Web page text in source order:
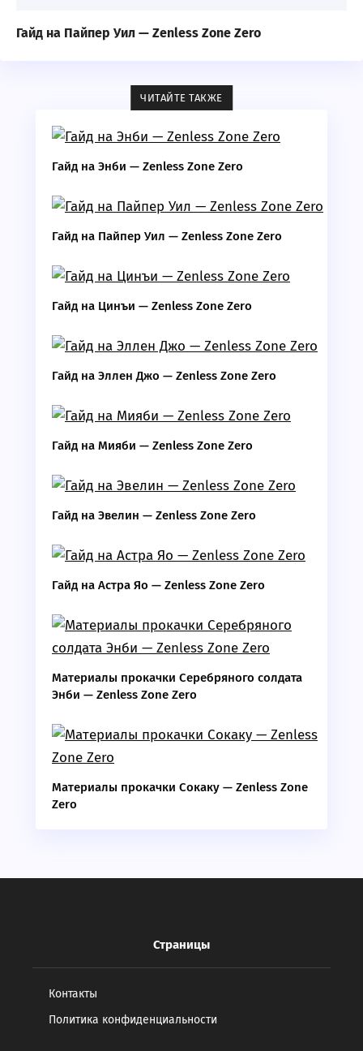
Гайд на Пайпер Уил — Zenless Zone Zero
ЧИТАЙТЕ ТАКЖЕ
Гайд на Энби — Zenless Zone Zero
Гайд на Пайпер Уил — Zenless Zone Zero
Гайд на Цинъи — Zenless Zone Zero
Гайд на Эллен Джо — Zenless Zone Zero
Гайд на Мияби — Zenless Zone Zero
Гайд на Эвелин — Zenless Zone Zero
Гайд на Астра Яо — Zenless Zone Zero
Материалы прокачки Серебряного солдата
Энби — Zenless Zone Zero
Материалы прокачки Сокаку — Zenless Zone
Zero
Страницы
Контакты
Политика конфиденциальности